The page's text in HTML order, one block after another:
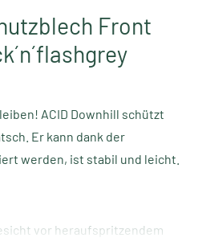
Front
ACID Downhill schützt
Er kann dank der
werden, ist stabil und leicht.
vor heraufspritzendem